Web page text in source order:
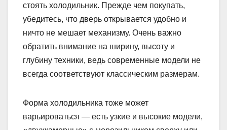
стоять холодильник. Прежде чем покупать,
убедитесь, что дверь открывается удобно и
ничто не мешает механизму. Очень важно
обратить внимание на ширину, высоту и
глубину техники, ведь современные модели не
всегда соответствуют классическим размерам.
Форма холодильника тоже может
варьироваться — есть узкие и высокие модели,